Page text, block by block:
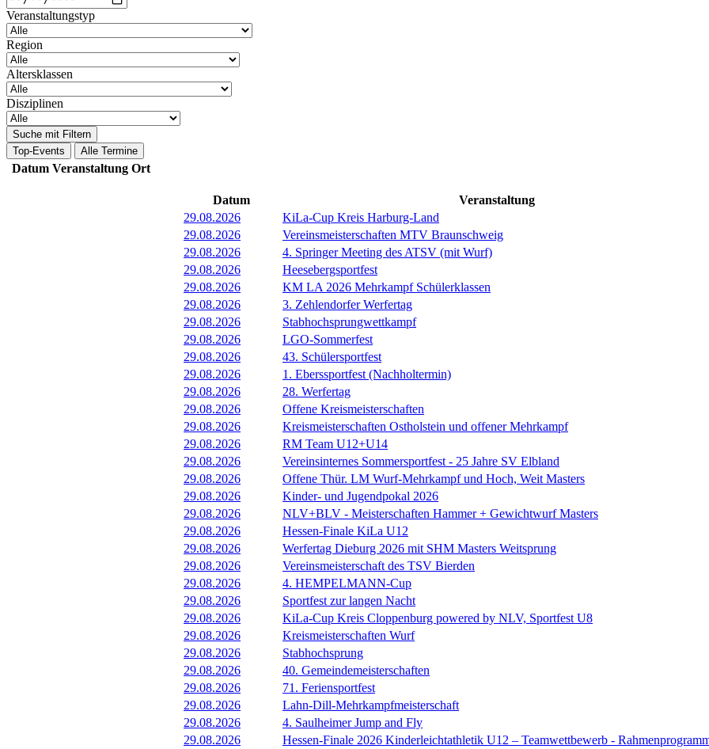
Veranstaltungstyp
Region
Altersklassen
Disziplinen
Suche mit Filtern
Top-Events
Alle Termine
Datum Veranstaltung Ort
Datum
Veranstaltung
29.08.2026
KiLa-Cup Kreis Harburg-Land
29.08.2026
Vereinsmeisterschaften MTV Braunschweig
29.08.2026
4. Springer Meeting des ATSV (mit Wurf)
29.08.2026
Heesebergsportfest
29.08.2026
KM LA 2026 Mehrkampf Schülerklassen
29.08.2026
3. Zehlendorfer Werfertag
29.08.2026
Stabhochsprungwettkampf
29.08.2026
LGO-Sommerfest
29.08.2026
43. Schülersportfest
29.08.2026
1. Eberssportfest (Nachholtermin)
29.08.2026
28. Werfertag
29.08.2026
Offene Kreismeisterschaften
29.08.2026
Kreismeisterschaften Ostholstein und offener Mehrkampf
29.08.2026
RM Team U12+U14
29.08.2026
Vereinsinternes Sommersportfest - 25 Jahre SV Elbland
29.08.2026
Offene Thür. LM Wurf-Mehrkampf und Hoch, Weit Masters
29.08.2026
Kinder- und Jugendpokal 2026
29.08.2026
NLV+BLV - Meisterschaften Hammer + Gewichtwurf Masters
29.08.2026
Hessen-Finale KiLa U12
29.08.2026
Werfertag Dieburg 2026 mit SHM Masters Weitsprung
29.08.2026
Vereinsmeisterschaft des TSV Bierden
29.08.2026
4. HEMPELMANN-Cup
29.08.2026
Sportfest zur langen Nacht
29.08.2026
KiLa-Cup Kreis Cloppenburg powered by NLV, Sportfest U8
29.08.2026
Kreismeisterschaften Wurf
29.08.2026
Stabhochsprung
29.08.2026
40. Gemeindemeisterschaften
29.08.2026
71. Feriensportfest
29.08.2026
Lahn-Dill-Mehrkampfmeisterschaft
29.08.2026
4. Saulheimer Jump and Fly
29.08.2026
Hessen-Finale 2026 Kinderleichtathletik U12 – Teamwettbewerb -